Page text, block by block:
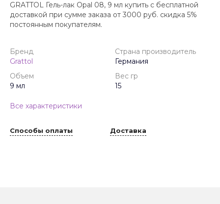
GRATTOL Гель-лак Opal 08, 9 мл купить с бесплатной
доставкой при сумме заказа от 3000 руб. скидка 5%
постоянным покупателям.
Бренд
Grattol
Страна производитель
Германия
Объем
9 мл
Вес гр
15
Все характеристики
Способы оплаты Доставка